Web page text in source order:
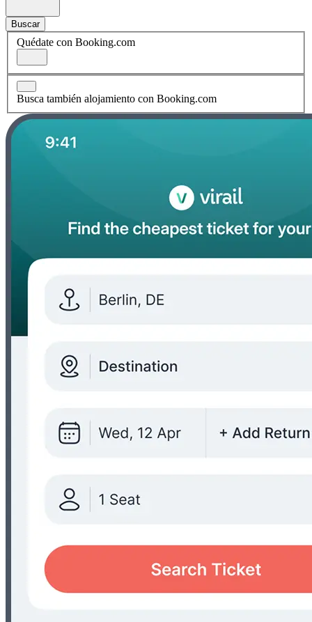
Buscar
Quédate con Booking.com
Busca también alojamiento con Booking.com